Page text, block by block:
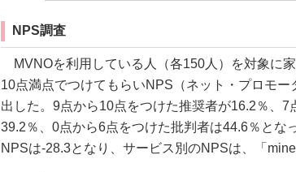
NPS調査
MVNOを利用している人（各150人）を対象に
10点満点でつけてもらいNPS（ネット・プロモ
出した。9点から10点をつけた推奨者が16.2％、7
39.2％、0点から6点をつけた批判者は44.6％とな
NPSは-28.3となり、サービス別のNPSは、「